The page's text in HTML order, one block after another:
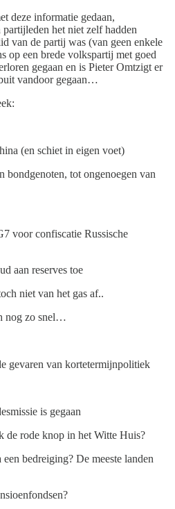
deze informatie gedaan,
het niet zelf hadden
van de partij was (van geen enkele
op een brede volkspartij met goed
gegaan en is Pieter Omtzigt er
vandoor gegaan…
(en schiet in eigen voet)
bondgenoten, tot ongenoegen van
voor confiscatie Russische
aan reserves toe
niet van het gas af..
nog zo snel…
gevaren van kortetermijnpolitiek
is gegaan
de rode knop in het Witte Huis?
bedreiging? De meeste landen